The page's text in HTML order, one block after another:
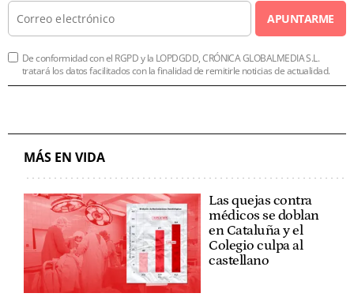
APUNTARME
De conformidad con el RGPD y la LOPDGDD, CRÓNICA GLOBALMEDIA S.L.
tratará los datos facilitados con la finalidad de remitirle noticias de actualidad.
MÁS EN VIDA
Las quejas contra
médicos se doblan
en Cataluña y el
Colegio culpa al
castellano